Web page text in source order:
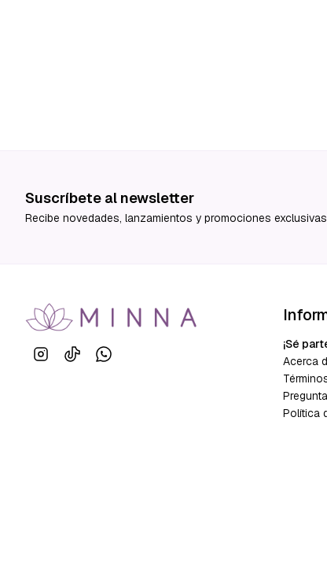
Suscríbete al newsletter
Recibe novedades, lanzamientos y promociones
¡Sé
Acerca
Política